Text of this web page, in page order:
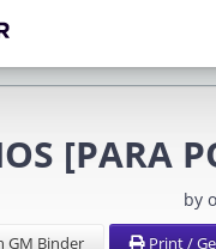
[PARA
by
GM Binder Print /